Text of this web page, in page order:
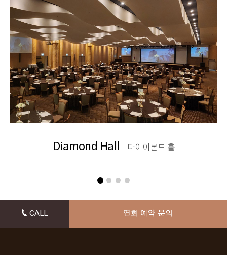
Diamond Hall 다이아몬드 홀
CALL 연회 예약 문의